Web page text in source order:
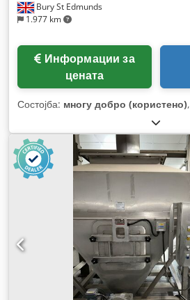
Bury St Edmunds
1.977 km
цената
Состојба: многу добро (користено),